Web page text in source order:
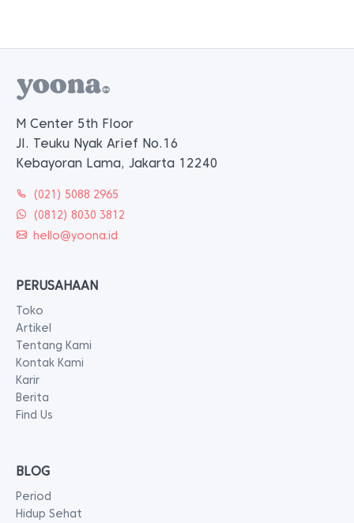
M Center 5th Floor
Jl. Teuku Nyak Arief No.16
Kebayoran Lama, Jakarta 12240
(021) 5088 2965
(0812) 8030 3812
hello@yoona.id
PERUSAHAAN
Toko
Artikel
Tentang Kami
Kontak Kami
Karir
Berita
Find Us
BLOG
Period
Hidup Sehat